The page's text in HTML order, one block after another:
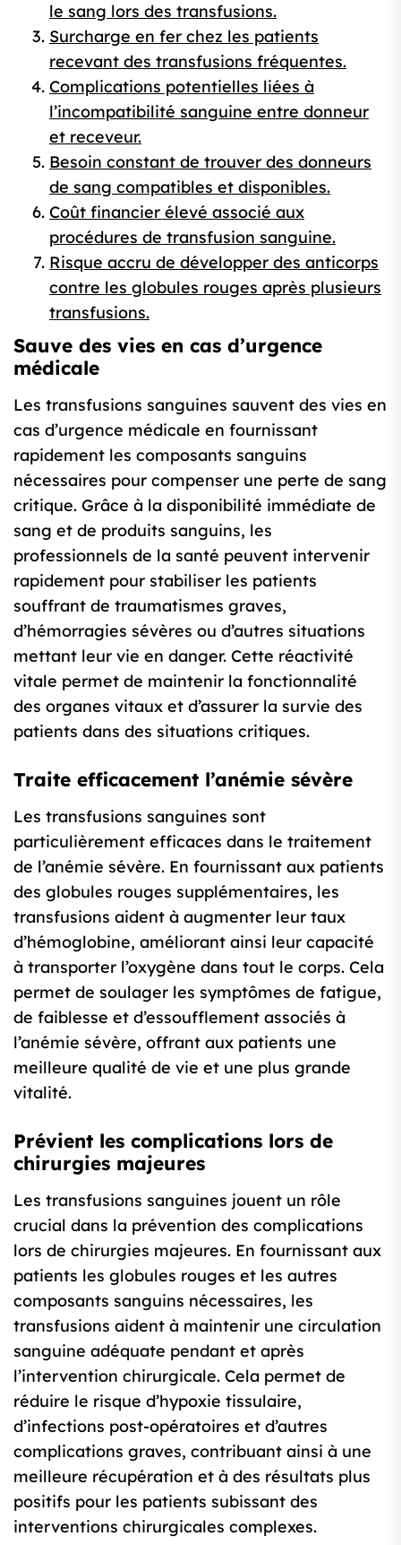
le sang lors des transfusions.
Surcharge en fer chez les patients
recevant des transfusions fréquentes.
Complications potentielles liées à
l’incompatibilité sanguine entre donneur
et receveur.
Besoin constant de trouver des donneurs
de sang compatibles et disponibles.
Coût financier élevé associé aux
procédures de transfusion sanguine.
Risque accru de développer des anticorps
contre les globules rouges après plusieurs
transfusions.
Sauve des vies en cas d’urgence
médicale
Les transfusions sanguines sauvent des vies en
cas d’urgence médicale en fournissant
rapidement les composants sanguins
nécessaires pour compenser une perte de sang
critique. Grâce à la disponibilité immédiate de
sang et de produits sanguins, les
professionnels de la santé peuvent intervenir
rapidement pour stabiliser les patients
souffrant de traumatismes graves,
d’hémorragies sévères ou d’autres situations
mettant leur vie en danger. Cette réactivité
vitale permet de maintenir la fonctionnalité
des organes vitaux et d’assurer la survie des
patients dans des situations critiques.
Traite efficacement l’anémie sévère
Les transfusions sanguines sont
particulièrement efficaces dans le traitement
de l’anémie sévère. En fournissant aux patients
des globules rouges supplémentaires, les
transfusions aident à augmenter leur taux
d’hémoglobine, améliorant ainsi leur capacité
à transporter l’oxygène dans tout le corps. Cela
permet de soulager les symptômes de fatigue,
de faiblesse et d’essoufflement associés à
l’anémie sévère, offrant aux patients une
meilleure qualité de vie et une plus grande
vitalité.
Prévient les complications lors de
chirurgies majeures
Les transfusions sanguines jouent un rôle
crucial dans la prévention des complications
lors de chirurgies majeures. En fournissant aux
patients les globules rouges et les autres
composants sanguins nécessaires, les
transfusions aident à maintenir une circulation
sanguine adéquate pendant et après
l’intervention chirurgicale. Cela permet de
réduire le risque d’hypoxie tissulaire,
d’infections post-opératoires et d’autres
complications graves, contribuant ainsi à une
meilleure récupération et à des résultats plus
positifs pour les patients subissant des
interventions chirurgicales complexes.